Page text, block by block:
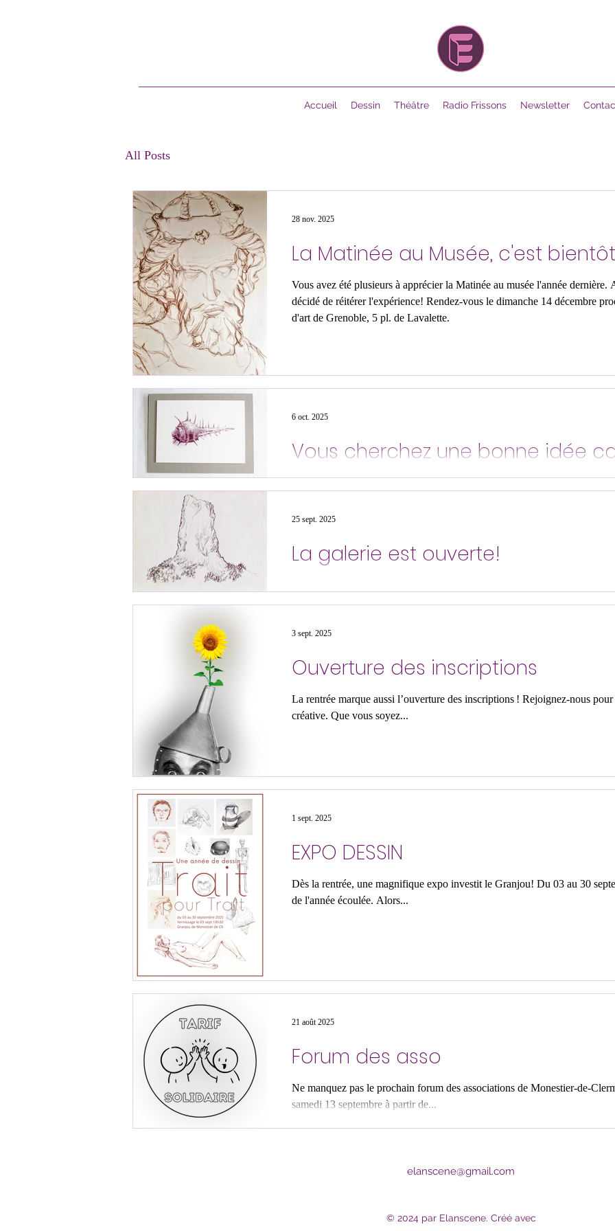
Accueil Dessin Théâtre Radio Frissons Newsletter
All Posts
La Matinée au Musée, c'est
Vous avez été plusieurs à apprécier la Matinée au musée l'année dernière.
décidé de réitérer l'expérience! Rendez-vous le dimanche 14 décembre
d'art de Grenoble, 5 pl. de Lavalette.
28 nov. 2025
Vous cherchez une bonne idée
6 oct. 2025
La galerie est ouverte!
25 sept. 2025
Ouverture des inscriptions
La rentrée marque aussi l’ouverture des inscriptions ! Rejoignez-nous
créative. Que vous soyez...
3 sept. 2025
EXPO DESSIN
Dès la rentrée, une magnifique expo investit le Granjou! Du 03 au 30 septembre y seront exposés les
de l'année écoulée. Alors...
1 sept. 2025
Forum des asso
Ne manquez pas le prochain forum des associations de Monestier-de-
samedi 13 septembre à partir de...
21 août 2025
elanscene@gmail.com
© 2024 par Elanscene. Créé avec